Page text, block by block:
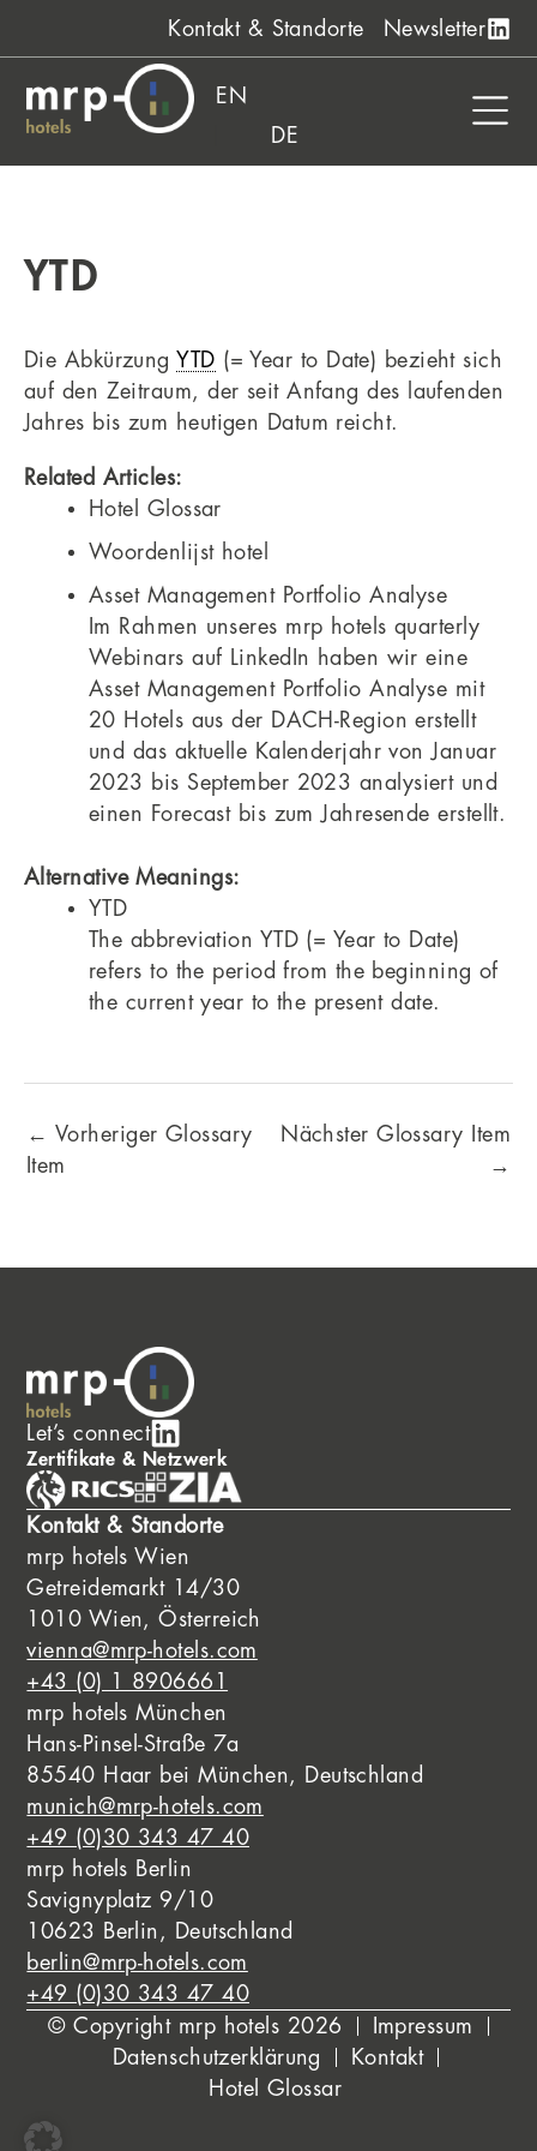
Kontakt & Standorte Newsletter
EN
DE
YTD
Die Abkürzung YTD (= Year to Date) bezieht sich
auf den Zeitraum, der seit Anfang des laufenden
Jahres bis zum heutigen Datum reicht.
Related Articles:
Hotel Glossar
Woordenlijst hotel
Asset Management Portfolio Analyse
Im Rahmen unseres mrp hotels quarterly
Webinars auf LinkedIn haben wir eine
Asset Management Portfolio Analyse mit
20 Hotels aus der DACH-Region erstellt
und das aktuelle Kalenderjahr von Januar
2023 bis September 2023 analysiert und
einen Forecast bis zum Jahresende erstellt.
Alternative Meanings:
YTD
The abbreviation YTD (= Year to Date)
refers to the period from the beginning of
the current year to the present date.
← Vorheriger Glossary
Item
Nächster Glossary Item
→
Let’s connect
Zertifikate & Netzwerk
Kontakt & Standorte
mrp hotels Wien
Getreidemarkt 14/30
1010 Wien, Österreich
vienna@mrp-hotels.com
+43 (0) 1 8906661
mrp hotels München
Hans-Pinsel-Straße 7a
85540 Haar bei München, Deutschland
munich@mrp-hotels.com
+49 (0)30 343 47 40
mrp hotels Berlin
Savignyplatz 9/10
10623 Berlin, Deutschland
berlin@mrp-hotels.com
+49 (0)30 343 47 40
© Copyright mrp hotels 2026
Impressum
Datenschutzerklärung
Kontakt
Hotel Glossar